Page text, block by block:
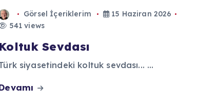
Görsel İçeriklerim
15 Haziran 2026
541 views
Koltuk Sevdası
siyasetindeki koltuk sevdası... ...